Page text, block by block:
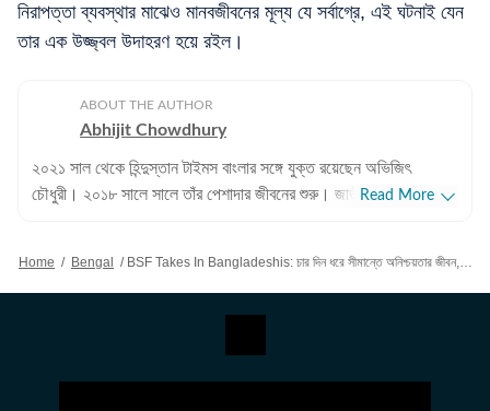
নিরাপত্তা ব্যবস্থার মাঝেও মানবজীবনের মূল্য যে সর্বাগ্রে, এই ঘটনাই যেন
তার এক উজ্জ্বল উদাহরণ হয়ে রইল।
ABOUT THE AUTHOR
Abhijit Chowdhury
২০২১ সাল থেকে হিন্দুস্তান টাইমস বাংলার সঙ্গে যুক্ত রয়েছেন অভিজিৎ
চৌধুরী। ২০১৮ সালে সালে তাঁর পেশাদার জীবনের শুরু। জাতীয়, আন্তর্জাতিক
বিষয়ে তাঁর আগ্রহ সবচেয়ে বেশি। কলকাতা বিশ্ববিদ্যালয় থেকে সাংবাদিকতায়
ভারতে কাজ করার অভিজ্ঞতা রয়েছে অভিজিতের। এছাড়া আকাশবাণীতে রেডিও
জকি হিসেবেও কাজ করেছিলেন তিনি। খবরের জগৎ ছাড়া খেলাধুলো, ইতিহাসে
Read More
Home / Bengal / BSF Takes In Bangladeshis: চার দিন ধরে সীমান্তে অনিশ্চয়তার জীবন, অবশেষে ১২ বাংলাদেশিকে উদ্ধার করল বিএসএফ